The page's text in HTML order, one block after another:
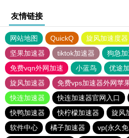
友情链接
网站地图 QuickQ 旋风加速度器
坚果加速器
tiktok加速器
狗急
免费vqn外网加速
小蓝鸟 优途
旋风加速器
免费vps加速器外网苹
快连加速器
快连加速器官网入口
快鸭加速器
快柠檬加速器 旋风
软件中心
橘子加速器
vp(永久